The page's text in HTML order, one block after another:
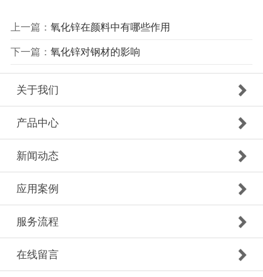
上一篇： 氧化锌在颜料中有哪些作用
下一篇： 氧化锌对钢材的影响
关于我们
产品中心
新闻动态
应用案例
服务流程
在线留言